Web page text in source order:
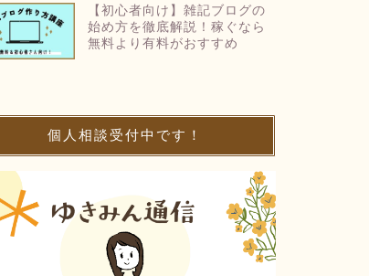
【初心者向け】雑記ブログの
始め方を徹底解説！稼ぐなら
無料より有料がおすすめ
個人相談受付中です！